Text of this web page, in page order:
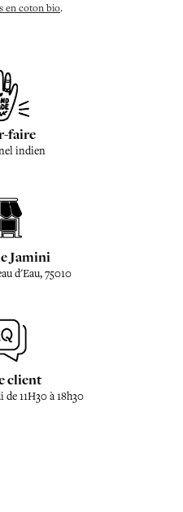
en coton bio.
faire
indien
Jamini
d'Eau, 75010
client
11H30 à 18h30